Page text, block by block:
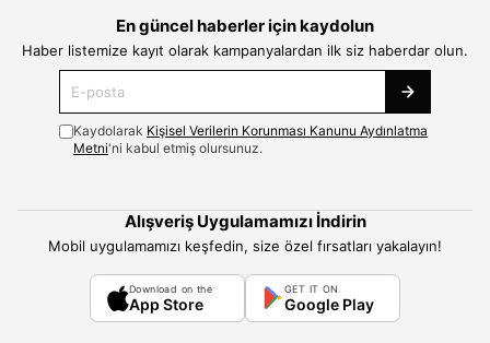
En güncel haberler için kaydolun
Haber listemize kayıt olarak kampanyalardan ilk siz haberdar olun.
Kaydolarak Kişisel Verilerin Korunması Kanunu Aydınlatma
Metni'ni kabul etmiş olursunuz.
Alışveriş Uygulamamızı İndirin
Mobil uygulamamızı keşfedin, size özel fırsatları yakalayın!
Download on the
App Store
GET IT ON
Google Play